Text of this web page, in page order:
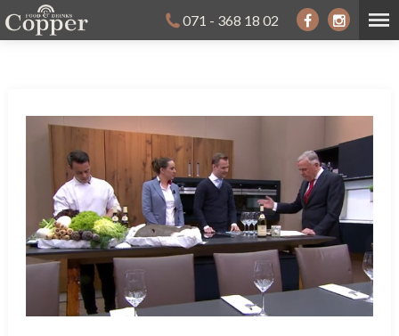
071 - 368 18 02